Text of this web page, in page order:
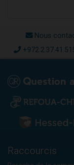
Nous
Raccourcis